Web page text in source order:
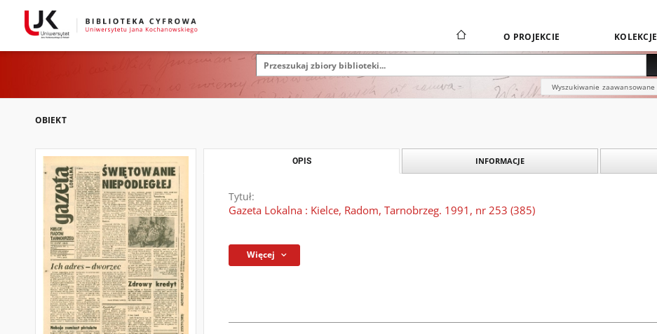
O PROJEKCIE KOLEKCJE
Wyszukiwanie zaawansowane
OBIEKT
OPIS INFORMACJE
Tytuł:
Gazeta Lokalna : Kielce, Radom, Tarnobrzeg. 1991, nr 253 (385)
Więcej